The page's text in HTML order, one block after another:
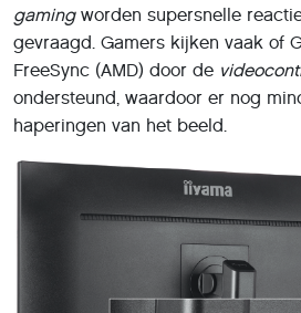
gamingworden supersnelle
gevraagd. Gamers kijken vaak of
FreeSync (AMD) door de
ondersteund, waardoor er nog
haperingen van het beeld.